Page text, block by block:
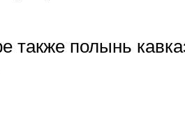
также полынь